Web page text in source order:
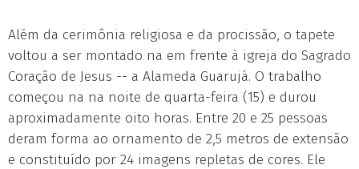
Além da cerimônia religiosa e da procissão, o tapete
voltou a ser montado na em frente à igreja do Sagrado
Coração de Jesus -- a Alameda Guarujá. O trabalho
começou na na noite de quarta-feira (15) e durou
aproximadamente oito horas. Entre 20 e 25 pessoas
deram forma ao ornamento de 2,5 metros de extensão
e constituído por 24 imagens repletas de cores. Ele